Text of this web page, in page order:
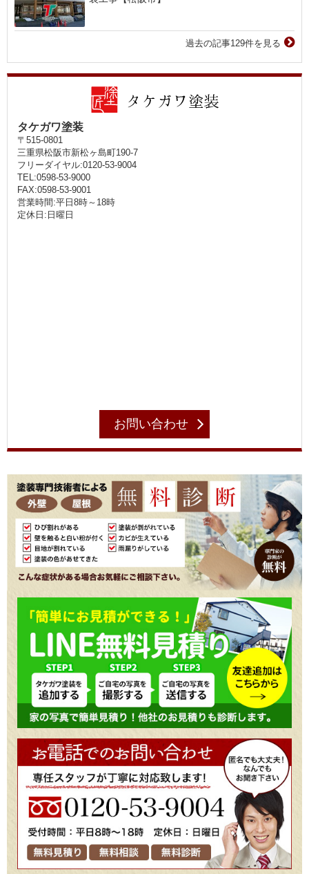
過去の記事129件を見る
タケガワ塗装
〒515-0801
三重県松阪市新松ヶ島町190-7
フリーダイヤル:0120-53-9004
TEL:0598-53-9000
FAX:0598-53-9001
営業時間:平日8時～18時
定休日:日曜日
お問い合わせ